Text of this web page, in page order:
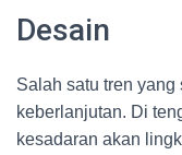
Desain
Salah satu tren
keberlanjutan. Di
kesadaran akan